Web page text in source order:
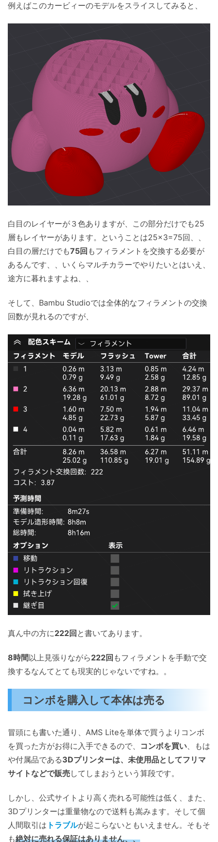
例えばこのカービィーのモデルをスライスしてみると、
白目のレイヤーが３色ありますが、この部分だけでも25
層もレイヤーがあります。ということは25×3=75回、、
白目の層だけでも75回 もフィラメントを交換する必要が
あるんです、、いくらマルチカラーでやりたいとはいえ、
途方に暮れますよね、、
そして、Bambu Studioでは全体的なフィラメントの交換
回数が見れるのですが、
真ん中の方に222回と書いてあります。
8時間以上見張りながら222回 もフィラメントを手動で交
換するなんてとても現実的じゃないですね。。
コンボを購入して本体は売る
冒頭にも書いた通り、AMS Liteを単体で買うよりコンボ
を買った方がお得に入手できるので、 コンボを買い 、もは
や付属品である3Dプリンターは、未使用品としてフリマ
サイトなどで販売してしまおうという算段です。
しかし、公式サイトより高く売れる可能性は低く、また、
3Dプリンターは重量物なので送料も嵩みます。そして個
人間取引は トラブルが起こらないともいえません。そもそ
も絶対に売れる保証はありません、、